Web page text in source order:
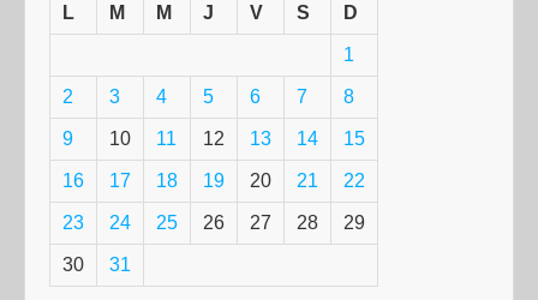
L
M M J V S D
1
2 3 4 5 6 7 8
9 10 11 12 13 14 15
16 17 18 19 20 21 22
23 24 25 26 27 28 29
30 31